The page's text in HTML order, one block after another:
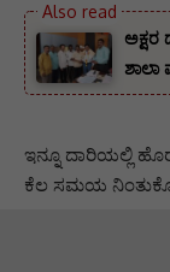
ಅಕ್ಷರ
ಇನ್ನೂ ದಾರಿಯಲ್ಲಿ
ಕೆಲ ಸಮಯ